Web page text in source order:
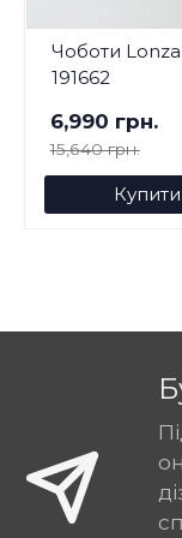
Чоботи
191662
6,990 грн.
15,640 грн.
Купити